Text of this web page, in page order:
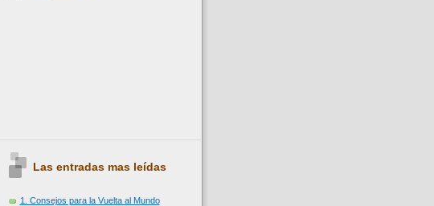
Las entradas mas leídas
1. Consejos para la Vuelta al Mundo